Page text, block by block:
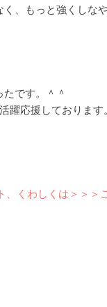
、もっと強くしな
です。＾＾
躍応援しております
くわしくは＞＞＞